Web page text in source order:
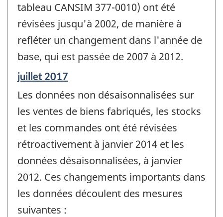
tableau CANSIM 377-0010) ont été
révisées jusqu'à 2002, de manière à
refléter un changement dans l'année de
base, qui est passée de 2007 à 2012.
Période
référence
de
-
juillet 2017
Les données non désaisonnalisées sur
les ventes de biens fabriqués, les stocks
et les commandes ont été révisées
rétroactivement à janvier 2014 et les
données désaisonnalisées, à janvier
2012. Ces changements importants dans
les données découlent des mesures
suivantes :